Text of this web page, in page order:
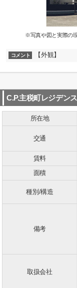
※写真や図と実際の
コメント 【外観】
C.P.主税町レジデンス
所在地
交通
賃料
面積
種別/構造
備考
取扱会社